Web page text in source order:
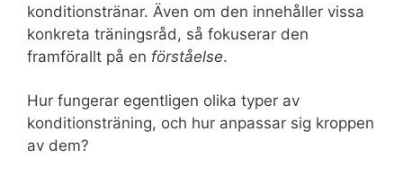
konditionstränar. Även om den innehåller vissa
konkreta träningsråd, så fokuserar den
framförallt på en förståelse.
Hur fungerar egentligen olika typer av
konditionsträning, och hur anpassar sig kroppen
av dem?